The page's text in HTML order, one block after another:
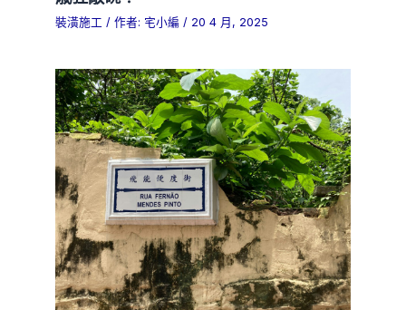
裝潢施工 / 作者: 宅小編/ 20 4 月, 2025